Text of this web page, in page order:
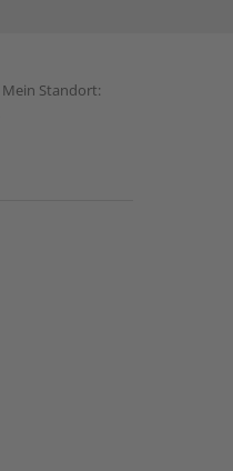
Mein Standort: